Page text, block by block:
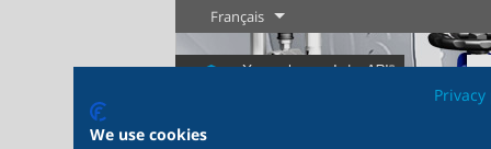
Français
We use cookies